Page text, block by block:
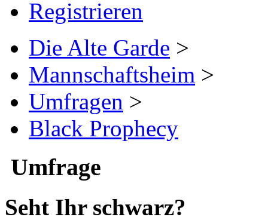
Registrieren
Die Alte Garde >
Mannschaftsheim >
Umfragen >
Black Prophecy
Umfrage
Seht Ihr schwarz?